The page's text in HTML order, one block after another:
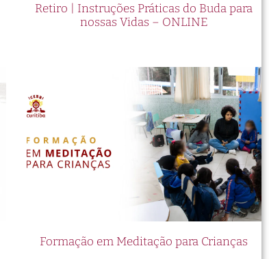
Retiro | Instruções Práticas do Buda para
nossas Vidas – ONLINE
Formação em Meditação para Crianças